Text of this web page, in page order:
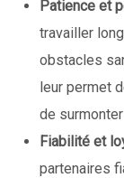
Patience et
travailler
obstacles
leur permet
de
Fiabilité et
partenaires